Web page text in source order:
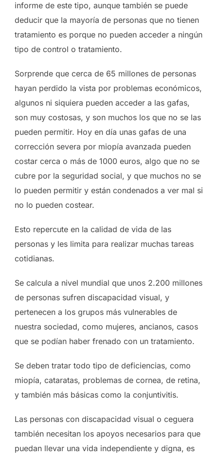
informe de este tipo, aunque también se puede
deducir que la mayoría de personas que no tienen
tratamiento es porque no pueden acceder a ningún
tipo de control o tratamiento.
Sorprende que cerca de 65 millones de personas
hayan perdido la vista por problemas económicos,
algunos ni siquiera pueden acceder a las gafas,
son muy costosas, y son muchos los que no se las
pueden permitir. Hoy en día unas gafas de una
corrección severa por miopía avanzada pueden
costar cerca o más de 1000 euros, algo que no se
cubre por la seguridad social, y que muchos no se
lo pueden permitir y están condenados a ver mal si
no lo pueden costear.
Esto repercute en la calidad de vida de las
personas y les limita para realizar muchas tareas
cotidianas.
Se calcula a nivel mundial que unos 2.200 millones
de personas sufren discapacidad visual, y
pertenecen a los grupos más vulnerables de
nuestra sociedad, como mujeres, ancianos, casos
que se podían haber frenado con un tratamiento.
Se deben tratar todo tipo de deficiencias, como
miopía, cataratas, problemas de cornea, de retina,
y también más básicas como la conjuntivitis.
Las personas con discapacidad visual o ceguera
también necesitan los apoyos necesarios para que
puedan llevar una vida independiente y digna, es